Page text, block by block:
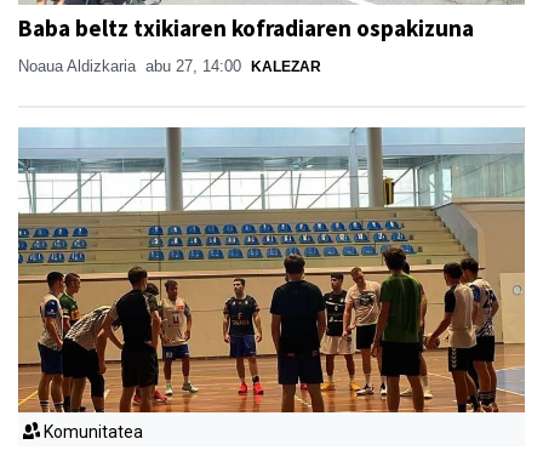
Baba beltz txikiaren kofradiaren ospakizuna
Noaua Aldizkaria abu 27, 14:00 KALEZAR
Komunitatea